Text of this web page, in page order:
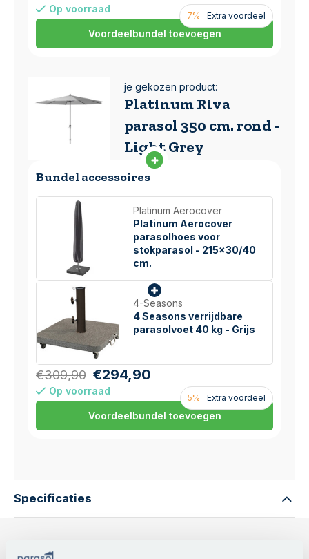
Op voorraad
7% Extra voordeel
Voordeelbundel toevoegen
je gekozen product:
Platinum Riva
parasol 350 cm. rond -
Light Grey
Bundel accessoires
Platinum Aerocover
Platinum Aerocover
parasolhoes voor
stokparasol - 215x30/40
cm.
4-Seasons
4 Seasons verrijdbare
parasolvoet 40 kg - Grijs
€309,90 €294,90
Op voorraad
5% Extra voordeel
Voordeelbundel toevoegen
Specificaties